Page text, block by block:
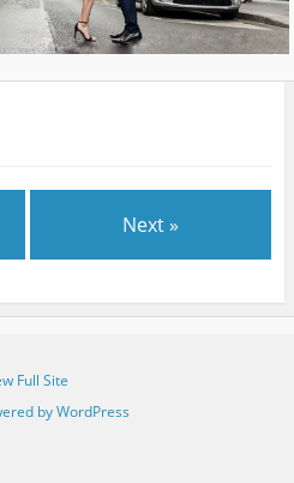
Next »
Full Site
by WordPress